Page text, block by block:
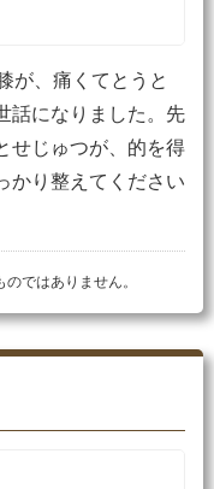
が、痛くてとうと
話になりました。先
せじゅつが、的を得
かり整えてください
ではありません。